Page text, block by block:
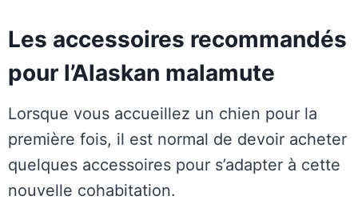
Les accessoires recommandés
pour l’Alaskan malamute
Lorsque vous accueillez un chien pour la
première fois, il est normal de devoir acheter
quelques accessoires pour s’adapter à cette
nouvelle cohabitation.